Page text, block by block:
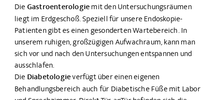
DieGastroenterologiemit den Untersuchungsräumen
liegt im Erdgeschoß. Speziell für unsere Endoskopie-
Patienten gibt es einen gesonderten Wartebereich. In
unserem ruhigen, großzügigen Aufwachraum, kann man
sich vor und nach den Untersuchungen entspannen und
ausschlafen.
DieDiabetologieverfügt über einen eigenen
Behandlungsbereich auch für Diabetische Füße mit Labor